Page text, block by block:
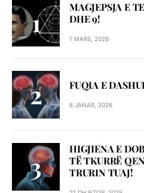
MAGJEPSJA E
DHE 9!
1 MARS, 2026
FUQIA E
8 JANAR, 2026
HIGJIENA E
TË TKURRË
TRURIN TUAJ!